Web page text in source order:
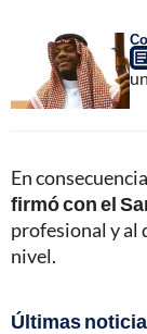
En
firmó con el
profesional y al
nivel.
Últimas